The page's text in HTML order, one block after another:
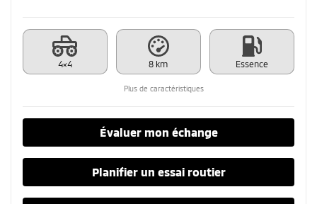
4×4 8 km Essence
Plus de caractéristiques
Évaluer mon échange
Planifier un essai routier